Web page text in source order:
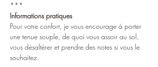
***
Informations pratiques
Pour votre confort, je vous encourage à porter
une tenue souple, de quoi vous assoir au sol,
vous désaltérer et prendre des notes si vous le
souhaitez.